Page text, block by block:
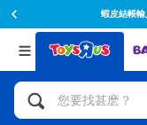
於2024年12月18日轉型為企業網
返回
分類目錄
人氣英雄,角
返回
品牌
Toy Story玩具